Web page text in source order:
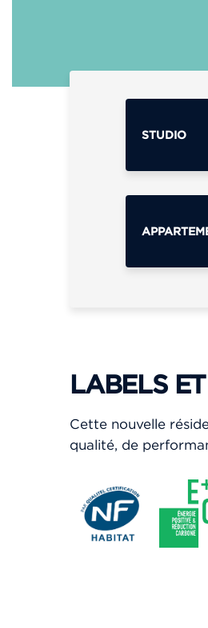
STUDIO
LABELS
Cette nouvelle
qualité, de